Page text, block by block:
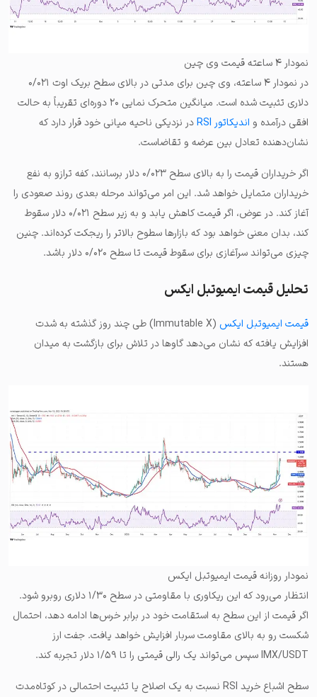
نمودار ۴ ساعته قیمت وی چین
در نمودار ۴ ساعته، وی چین برای مدتی در بالای سطح بریک اوت ۰/۰۲۱
دلاری تثبیت شده است. میانگین متحرک نمایی ۲۰ دوره‌ای تقریباً به حالت
افقی درآمده و اندیکاتور RSI
در نزدیکی ناحیه میانی خود قرار دارد که
نشان‌دهنده تعادل بین عرضه و تقاضاست.
اگر خریداران قیمت را به بالای سطح ۰/۰۲۳ دلار برسانند، کفه ترازو به نفع
خریداران متمایل خواهد شد. این امر می‌تواند مرحله بعدی روند صعودی را
آغاز کند. در عوض، اگر قیمت کاهش یابد و به زیر سطح ۰/۰۲۱ دلار سقوط
کند، بدان معنی خواهد بود که بازارها سطوح بالاتر را ریجکت کرده‌اند. چنین
چیزی می‌تواند سرآغازی برای سقوط قیمت تا سطح ۰/۰۲۰ دلار باشد.
تحلیل قیمت ایمیوتبل ایکس
قیمت ایمیوتبل ایکس
(Immutable X) طی چند روز گذشته به شدت
افزایش یافته که نشان می‌دهد گاوها در تلاش برای بازگشت به میدان
هستند.
نمودار روزانه قیمت ایمیوتبل ایکس
انتظار می‌رود که این ریکاوری با مقاومتی در سطح ۱/۳۰ دلاری روبرو شود.
اگر قیمت از این سطح به استقامت خود در برابر خرس‌ها ادامه دهد، احتمال
شکست رو به بالای مقاومت سربار افزایش خواهد یافت. جفت ارز
IMX/USDT سپس می‌تواند یک رالی قیمتی را تا ۱/۵۹ دلار تجربه کند.
سطح اشباع خرید RSI نسبت به یک اصلاح یا تثبیت احتمالی در کوتاه‌مدت